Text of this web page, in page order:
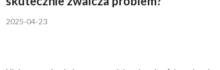
2025-04-23